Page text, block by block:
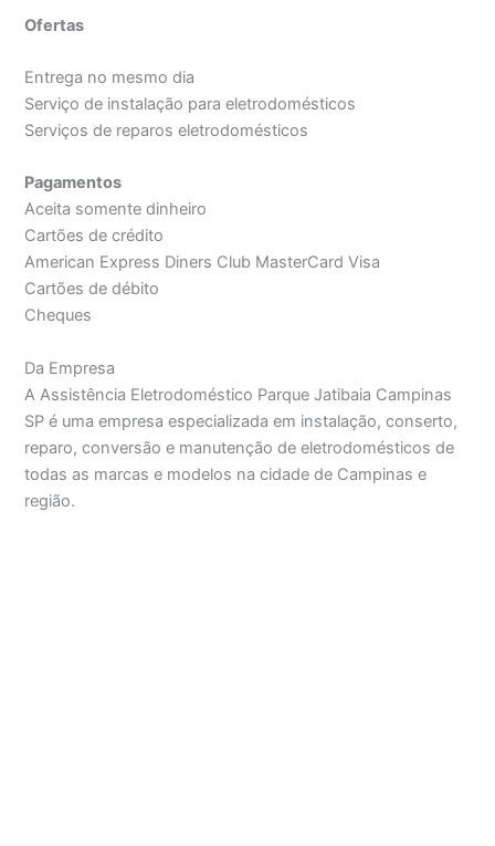
Ofertas
Entrega no mesmo dia
Serviço de instalação para eletrodomésticos
Serviços de reparos eletrodomésticos
Pagamentos
Aceita somente dinheiro
Cartões de crédito
American Express Diners Club MasterCard Visa
Cartões de débito
Cheques
Da Empresa
A Assistência Eletrodoméstico Parque Jatibaia Campinas
SP é uma empresa especializada em instalação, conserto,
reparo, conversão e manutenção de eletrodomésticos de
todas as marcas e modelos na cidade de Campinas e
região.